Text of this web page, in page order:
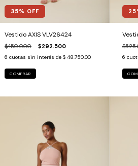
35% OFF
Vestido AXIS VLV26424
$450.000 $292.500
6 cuotas sin interés de $ 48.750,00
COMPRAR
25
6